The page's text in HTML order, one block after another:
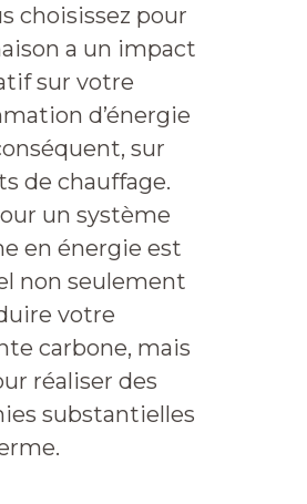
choisissez pour
a un impact
sur votre
d’énergie
sur
de chauffage.
un système
en énergie est
non seulement
votre
carbone, mais
réaliser des
substantielles